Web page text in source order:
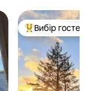
Топ вибір гостей
Вибір гостей